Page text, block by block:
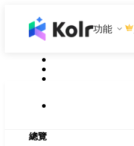
功能
總覽